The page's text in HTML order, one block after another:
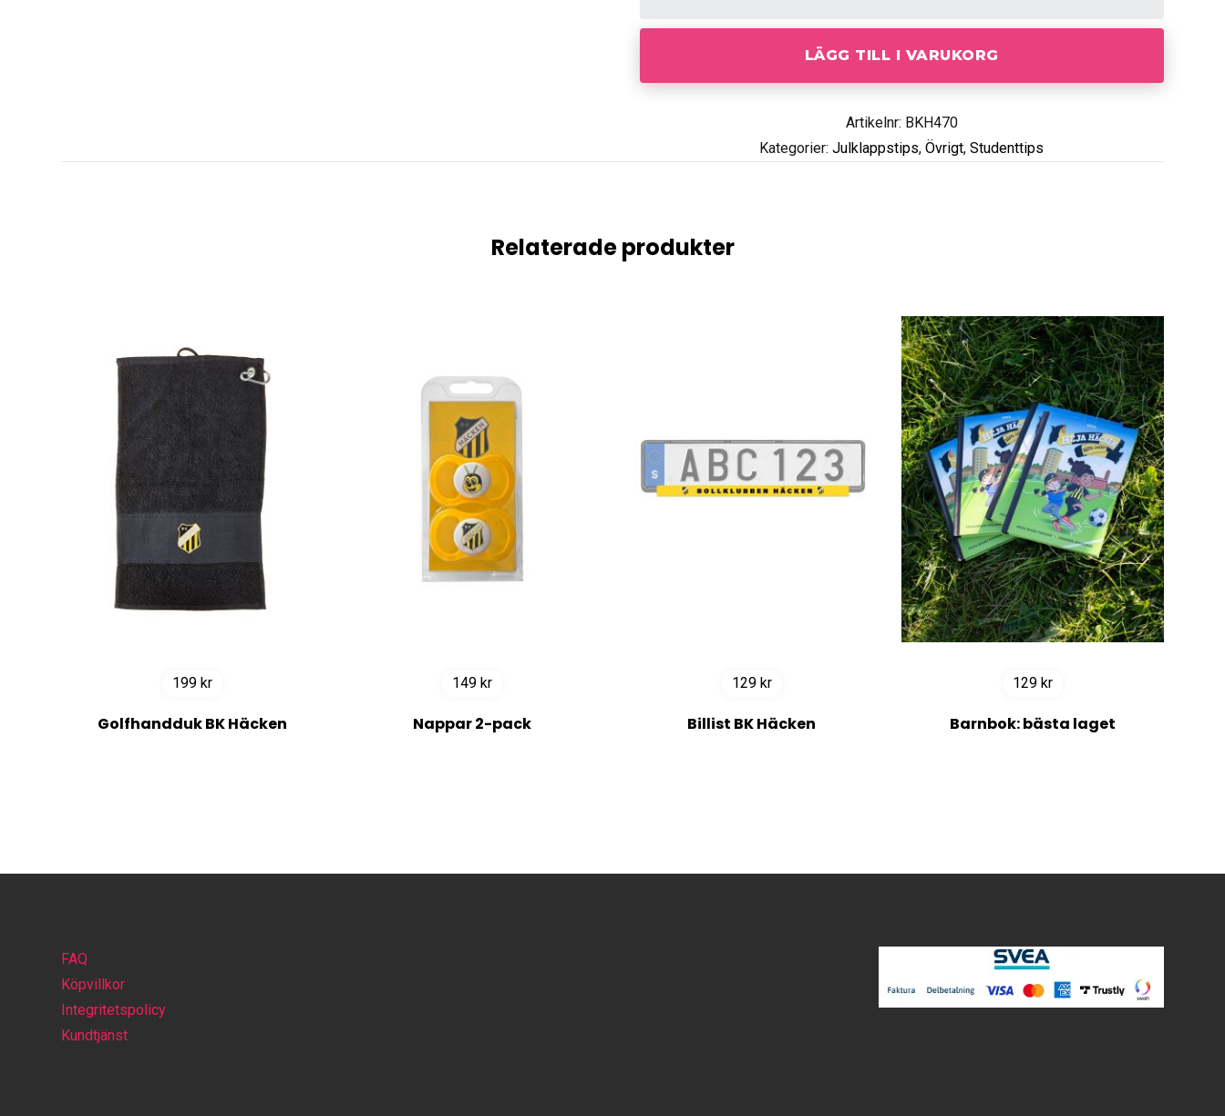
LÄGG TILL I VARUKORG
Artikelnr: BKH470
Kategorier:Julklappstips,Övrigt,Studenttips
Relaterade produkter
199 kr
Golfhandduk BK Häcken
149 kr
Nappar 2-pack
129 kr
Billist BK Häcken
129 kr
Barnbok: bästa laget
FAQ
Köpvillkor
Integritetspolicy
Kundtjänst